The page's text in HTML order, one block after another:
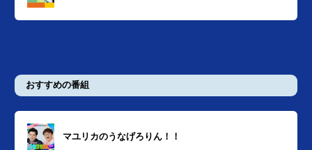
おすすめの番組
マユリカのうなげろりん！！